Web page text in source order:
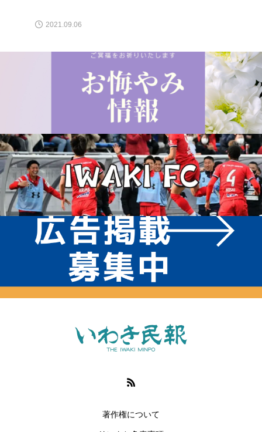
2021.09.06
著作権について